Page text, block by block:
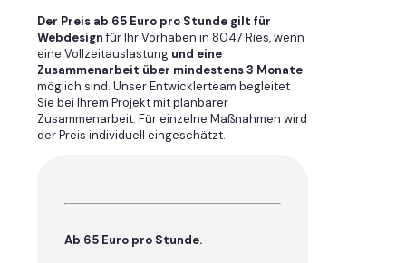
Der Preis ab 65 Euro pro Stunde gilt für
Webdesignfür Ihr Vorhaben in 8047 Ries, wenn
eine Vollzeitauslastung und eine
Zusammenarbeit über mindestens 3 Monate
möglich sind. Unser Entwicklerteam begleitet
Sie bei Ihrem Projekt mit planbarer
Zusammenarbeit. Für einzelne Maßnahmen wird
der Preis individuell eingeschätzt.
Ab 65 Euro pro Stunde.